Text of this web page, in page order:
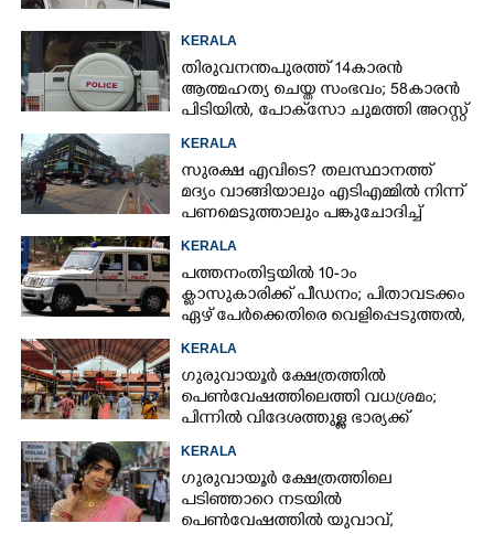
KERALA
തിരുവനന്തപുരത്ത് 14കാരൻ
ആത്മഹത്യ ചെയ്ത സംഭവം; 58കാരൻ
പിടിയിൽ, പോക്‌സോ ചുമത്തി അറസ്റ്റ്
KERALA
സുരക്ഷ എവിടെ?​ തലസ്ഥാനത്ത്
മദ്യം വാങ്ങിയാലും എടിഎമ്മിൽ നിന്ന്
പണമെടുത്താലും പങ്കുചോദിച്ച്
KERALA
പത്തനംതിട്ടയിൽ 10-ാം
ക്ലാസുകാരിക്ക് പീഡനം; പിതാവടക്കം
ഏഴ് പേർക്കെതിരെ വെളിപ്പെടുത്തൽ,
KERALA
ഗുരുവായൂർ ക്ഷേത്രത്തിൽ
പെൺവേഷത്തിലെത്തി വധശ്രമം;
പിന്നിൽ വിദേശത്തുള്ള ഭാര്യക്ക്
KERALA
ഗുരുവായൂർ ക്ഷേത്രത്തിലെ
പടിഞ്ഞാറെ നടയിൽ
പെൺവേഷത്തിൽ യുവാവ്,​